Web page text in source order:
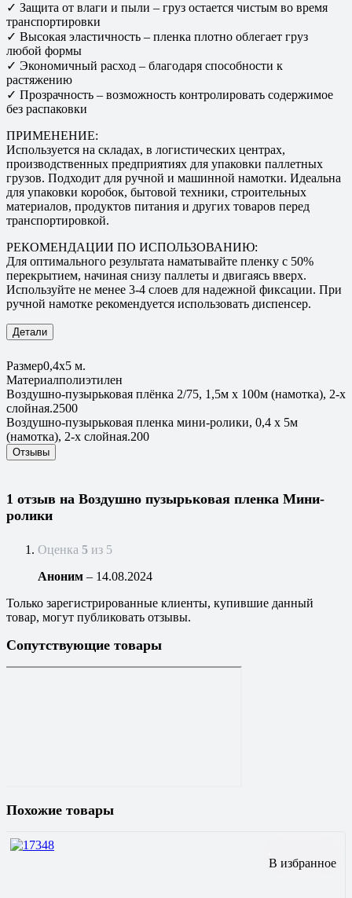
✓ Защита от влаги и пыли – груз остается чистым во время
транспортировки
✓ Высокая эластичность – пленка плотно облегает груз
любой формы
✓ Экономичный расход – благодаря способности к
растяжению
✓ Прозрачность – возможность контролировать содержимое
без распаковки
ПРИМЕНЕНИЕ:
Используется на складах, в логистических центрах,
производственных предприятиях для упаковки паллетных
грузов. Подходит для ручной и машинной намотки. Идеальна
для упаковки коробок, бытовой техники, строительных
материалов, продуктов питания и других товаров перед
транспортировкой.
РЕКОМЕНДАЦИИ ПО ИСПОЛЬЗОВАНИЮ:
Для оптимального результата наматывайте пленку с 50%
перекрытием, начиная снизу паллеты и двигаясь вверх.
Используйте не менее 3-4 слоев для надежной фиксации. При
ручной намотке рекомендуется использовать диспенсер.
Детали
Размер0,4х5 м.
Материалполиэтилен
Воздушно-пузырьковая плёнка 2/75, 1,5м х 100м (намотка), 2-х
слойная.2500
Воздушно-пузырьковая пленка мини-ролики, 0,4 х 5м
(намотка), 2-х слойная.200
Отзывы
1 отзыв на Воздушно пузырьковая пленка Мини-
ролики
Оценка 5 из 5
Аноним – 14.08.2024
Только зарегистрированные клиенты, купившие данный
товар, могут публиковать отзывы.
Сопутствующие товары
Похожие товары
В избранное